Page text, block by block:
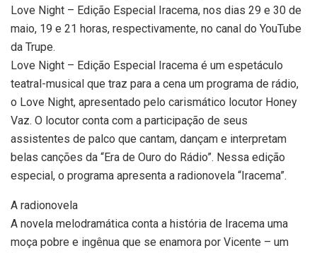
Love Night – Edição Especial Iracema, nos dias 29 e 30 de
maio, 19 e 21 horas, respectivamente, no canal do YouTube
da Trupe.
Love Night – Edição Especial Iracema é um espetáculo
teatral-musical que traz para a cena um programa de rádio,
o Love Night, apresentado pelo carismático locutor Honey
Vaz. O locutor conta com a participação de seus
assistentes de palco que cantam, dançam e interpretam
belas canções da “Era de Ouro do Rádio”. Nessa edição
especial, o programa apresenta a radionovela “Iracema”.
A radionovela
A novela melodramática conta a história de Iracema uma
moça pobre e ingênua que se enamora por Vicente – um